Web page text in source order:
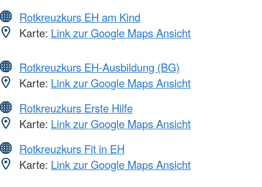
Rotkreuzkurs EH am Kind
Karte: Link zur Google Maps Ansicht
Rotkreuzkurs EH-Ausbildung (BG)
Karte: Link zur Google Maps Ansicht
Rotkreuzkurs Erste Hilfe
Karte: Link zur Google Maps Ansicht
Rotkreuzkurs Fit in EH
Karte: Link zur Google Maps Ansicht